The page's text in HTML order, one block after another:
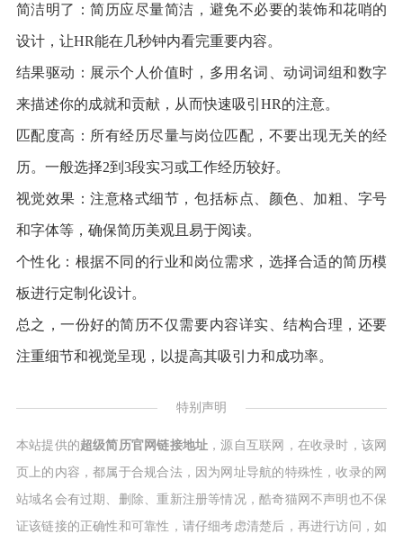
简洁明了：简历应尽量简洁，避免不必要的装饰和花哨的
设计，让HR能在几秒钟内看完重要内容。
结果驱动：展示个人价值时，多用名词、动词词组和数字
来描述你的成就和贡献，从而快速吸引HR的注意。
匹配度高：所有经历尽量与岗位匹配，不要出现无关的经
历。一般选择2到3段实习或工作经历较好。
视觉效果：注意格式细节，包括标点、颜色、加粗、字号
和字体等，确保简历美观且易于阅读。
个性化：根据不同的行业和岗位需求，选择合适的简历模
板进行定制化设计。
总之，一份好的简历不仅需要内容详实、结构合理，还要
注重细节和视觉呈现，以提高其吸引力和成功率。
特别声明
本站提供的超级简历官网链接地址 ，源自互联网，在收录时，该网
页上的内容，都属于合规合法，因为网址导航的特殊性，收录的网
站域名会有过期、删除、重新注册等情况，酷奇猫网不声明也不保
证该链接的正确性和可靠性，请仔细考虑清楚后，再进行访问，如